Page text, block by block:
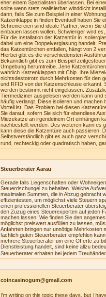
eher einem Spezialisten überlassen. Bei
sollte wenn stets realisierbar winddicht
dann, falls Sie zum Beispiel in einer
Katzenklappe in finden Eventuell haben Sie
Schreinereien sind ideale Partner, wenn Sie
einbauen lassen wollen. Schwieriger wird
Für die Installation der Katzentür in
dabei um eine Doppelverglasung handelt.
das Katzentürchen entfallen, hängt von 2
Hierbei gibt es die verschiedensten
Bekanntlich gibt es zum Beispiel
Umgebung herumtreibe. Jene
wahrlich Katzenklappen mit Chip. Ihre
nichtsdestotrotz durch Mehrkosten für den
und RFID von der Katzenschleuse erkannt.
werden bestimmt nicht eingelassen.
Tiermediziner ausgelesen werden kann
häufig verlangt. Diese isolieren und
Vorteil ist. Das Problem bei diesen
Sie darauf, sofern Sie sich für ebendiese
Miezekatze an irgendeinem Ort einhängen
nachbestellt werden. Des weiteren kann es
kann diese die Katzentüre auch passieren.
Selbstverständlich gibt es auch ganz
rund, rechteckig oder quadratisch haben,
Steuerberater Aarau
Gerade falls Liegenschaften oder
Steuerdschungel zu behalten. Welche
maximalen Summen, die in Abzug gebracht
effizientesten, um möglichst viele Steuern
einen professionellen Steuerberater
den Zuzug eines Steuerexperten auf jeden
machen lassen! Wie finden Sie den
möglichst preiswert ausfüllen zu lassen,
Anfahrten bringen nur unnötige Mehrkosten
fachlich guten Steuerberater empfehlen
mehrere Steuerberater um eine Offerte zu
Dienstleistung handelt, sind keine allzu
Steuerberater erhalten bei jedem Treuhänder.
coincasinogum@gmail.com
I'm writing on this topic these days, but I